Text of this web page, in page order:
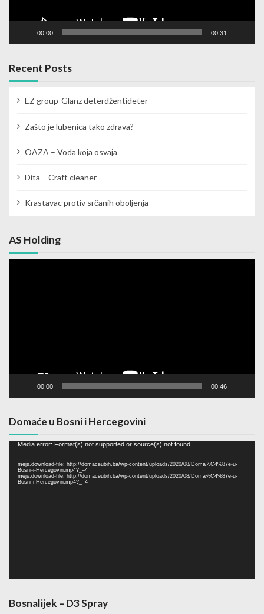
00:00 00:31
Recent Posts
EZ group-Glanz deterdžentideter
Zašto je lubenica tako zdrava?
OAZA – Voda koja osvaja
Dita – Craft cleaner
Krastavac protiv srčanih oboljenja
AS Holding
00:00 00:46
Domaće u Bosni i Hercegovini
Video
Media error: Format(s) not supported or source(s) not found
mejs.download-file: http://domaceubih.ba/wp-content/uploads/2020/08/Doma%C4%87e-u-
Bosni-i-Hercegovin.mp4?_=4
mejs.download-file: http://domaceubih.ba/wp-content/uploads/2020/08/Doma%C4%87e-u-
Bosni-i-Hercegovin.mp4?_=4
Bosnalijek – D3 Spray